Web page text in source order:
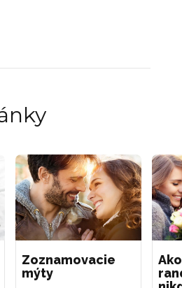
Zoznamovacie
mýty